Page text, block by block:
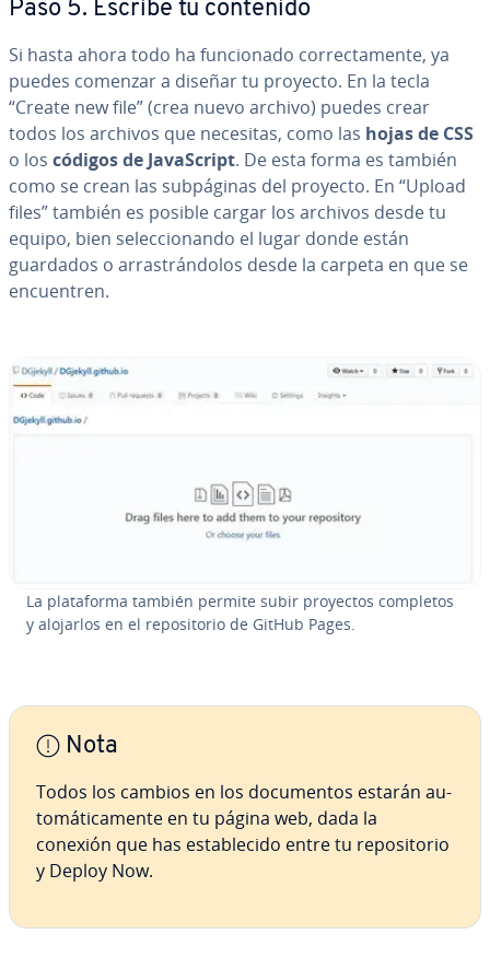
Paso 5. Escribe tu contenido
Si hasta ahora todo ha fu­n­cio­na­do co­rre­c­ta­me­n­te, ya
puedes comenzar a diseñar tu proyecto. En la tecla
“Create new file” (crea nuevo archivo) puedes crear
todos los archivos que necesitas, como las hojas de CSS
o los códigos de Ja­va­S­cri­pt. De esta forma es también
como se crean las su­b­pá­gi­nas del proyecto. En “Upload
files” también es posible cargar los archivos desde tu
equipo, bien se­le­c­cio­na­n­do el lugar donde están
guardados o arra­s­trá­n­do­los desde la carpeta en que se
en­cue­n­tren.
La pla­ta­fo­r­ma también permite subir proyectos completos
y alojarlos en el re­po­si­to­rio de GitHub Pages.
Nota
Todos los cambios en los do­cu­me­n­tos estarán au­
to­má­ti­ca­me­n­te en tu página web, dada la
conexión que has es­ta­ble­ci­do entre tu re­po­si­to­rio
y Deploy Now.